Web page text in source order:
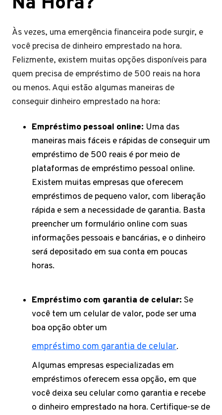
Às vezes, uma emergência financeira pode surgir, e
você precisa de dinheiro emprestado na hora.
Felizmente, existem muitas opções disponíveis para
quem precisa de empréstimo de 500 reais na hora
ou menos. Aqui estão algumas maneiras de
conseguir dinheiro emprestado na hora:
Empréstimo pessoal online: Uma das
maneiras mais fáceis e rápidas de conseguir um
empréstimo de 500 reais é por meio de
plataformas de empréstimo pessoal online.
Existem muitas empresas que oferecem
empréstimos de pequeno valor, com liberação
rápida e sem a necessidade de garantia. Basta
preencher um formulário online com suas
informações pessoais e bancárias, e o dinheiro
será depositado em sua conta em poucas
horas.
Empréstimo com garantia de celular: Se
você tem um celular de valor, pode ser uma
boa opção obter um
empréstimo com garantia de celular.
Algumas empresas especializadas em
empréstimos oferecem essa opção, em que
você deixa seu celular como garantia e recebe
o dinheiro emprestado na hora. Certifique-se de